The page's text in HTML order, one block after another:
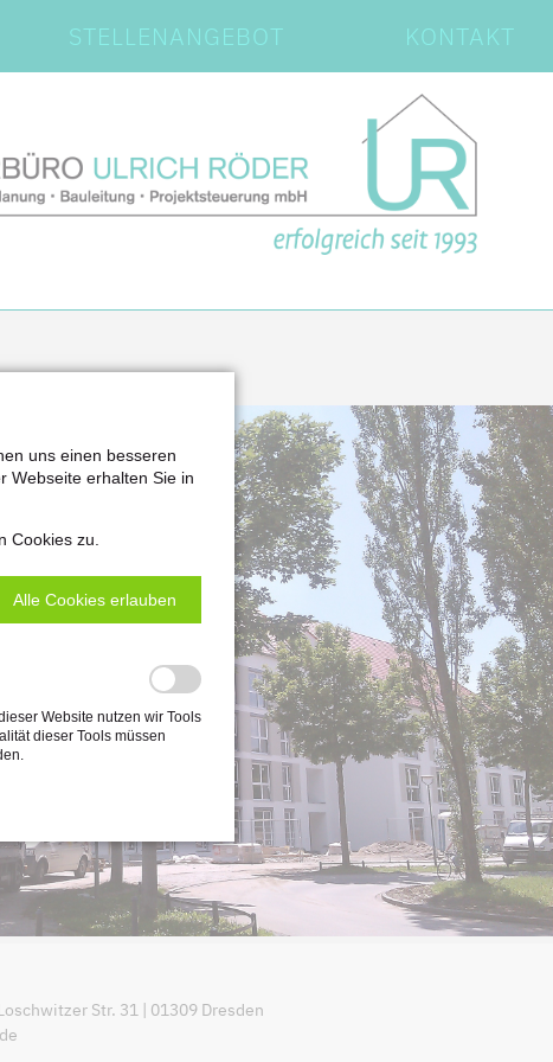
STELLENANGEBOT KONTAKT
Str. 31 | 01309 Dresden
uns einen besseren
Webseite erhalten Sie in
Cookies zu.
Alle Cookies erlauben
Website nutzen wir Tools
dieser Tools müssen